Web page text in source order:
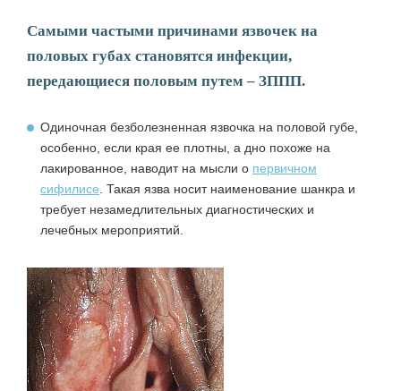
Самыми частыми причинами язвочек на
половых губах становятся инфекции,
передающиеся половым путем – ЗППП.
Одиночная безболезненная язвочка на половой губе
особенно, если края ее плотны, а дно похоже на
лакированное, наводит на мысли о первичном
сифилисе . Такая язва носит наименование шанкра и
требует незамедлительных диагностических и
лечебных мероприятий.